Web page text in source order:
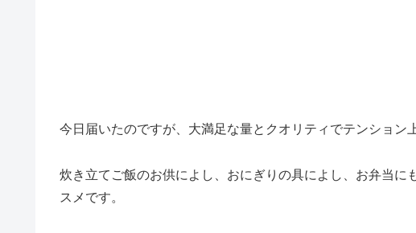
今日届いたのですが、大満足な量とクオリティでテンション
炊き立てご飯のお供によし、おにぎりの具によし、お弁当に
スメです。